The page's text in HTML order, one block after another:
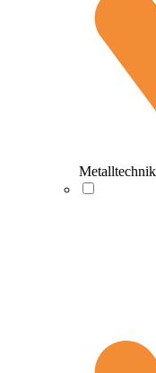
Metalltechnik